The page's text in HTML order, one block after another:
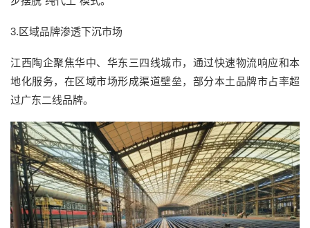
3.区域品牌渗透下沉市场
江西陶企聚焦华中、华东三四线城市，通过快速物流响应和本
地化服务，在区域市场形成渠道壁垒，部分本土品牌市占率超
过广东二线品牌。